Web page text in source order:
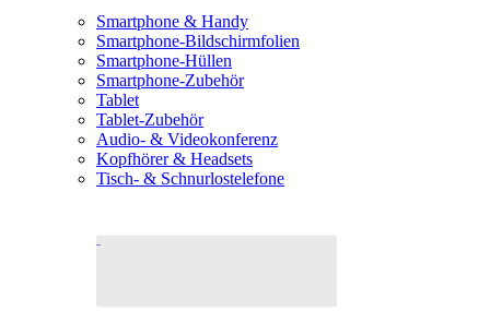
Smartphone & Handy
Smartphone-Bildschirmfolien
Smartphone-Hüllen
Smartphone-Zubehör
Tablet
Tablet-Zubehör
Audio- & Videokonferenz
Kopfhörer & Headsets
Tisch- & Schnurlostelefone